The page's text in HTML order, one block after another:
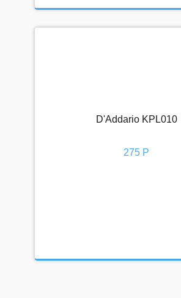
D'Addario KPL010
275 Р